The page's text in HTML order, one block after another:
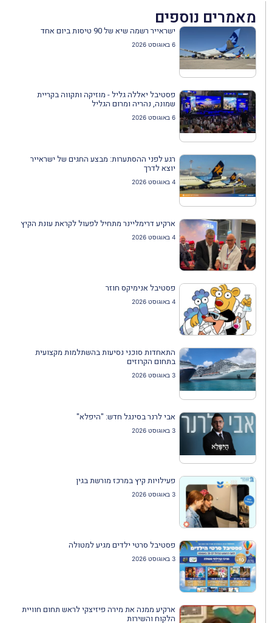
מאמרים נוספים
ישראייר רשמה שיא של 90 טיסות ביום אחד
6 באוגוסט 2026
פסטיבל יאללה גליל - מוזיקה ותקווה בקריית
שמונה, נהריה ומרום הגליל
6 באוגוסט 2026
רגע לפני ההסתערות: מבצע החגים של ישראייר
יוצא לדרך
4 באוגוסט 2026
ארקיע דרימליינר מתחיל לפעול לקראת עונת הקיץ
4 באוגוסט 2026
פסטיבל אנימיקס חוזר
4 באוגוסט 2026
התאחדות סוכני נסיעות בהשתלמות מקצועית
בתחום הקרוזים
3 באוגוסט 2026
אבי לרנר בסינגל חדש: "היפלא"
3 באוגוסט 2026
פעילויות קיץ במרכז מורשת בגין
3 באוגוסט 2026
פסטיבל סרטי ילדים מגיע למטולה
3 באוגוסט 2026
ארקיע ממנה את מירה פיזיצקי לראש תחום חוויית
הלקוח והשירות